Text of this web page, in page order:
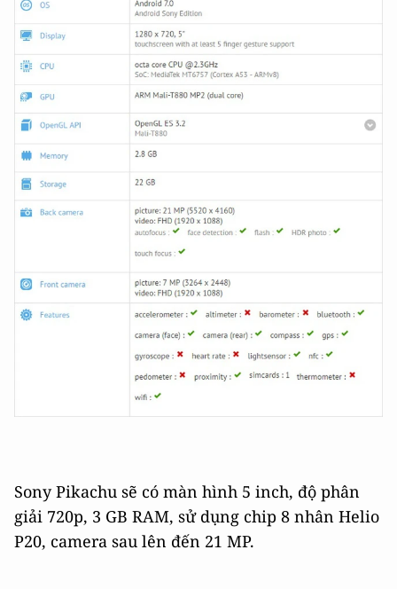
Sony Pikachu sẽ có màn hình 5 inch, độ phân
giải 720p, 3 GB RAM, sử dụng chip 8 nhân Helio
P20, camera sau lên đến 21 MP.